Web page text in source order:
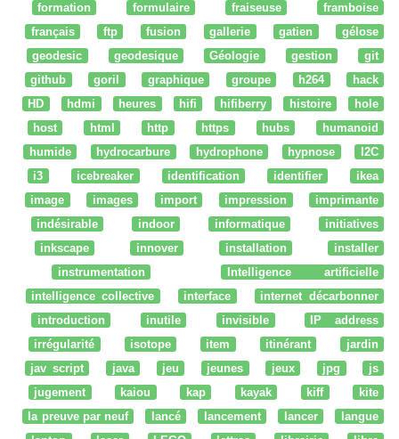
formation formulaire fraiseuse
framboise
français
ftp fusion gallerie gatien
gélose
geodesic
geodesique Géologie gestion
git
github
goril graphique groupe h264
hack
HD
hdmi heures hifi hifiberry histoire
hole
host
html http https hubs
humanoid
humide
hydrocarbure hydrophone hypnose
I2C
i3
icebreaker identification identifier
ikea
image
images import impression
imprimante
indésirable
indoor informatique
initiatives
inkscape
innover installation
installer
instrumentation
Intelligence artificielle
intelligence collective
interface
internet décarbonner
introduction
inutile invisible
IP address
irrégularité
isotope item itinérant
jardin
jav script
java jeu jeunes jeux jpg
js
jugement
kaiou kap kayak kiff
kite
la preuve par neuf
lancé lancement lancer
langue